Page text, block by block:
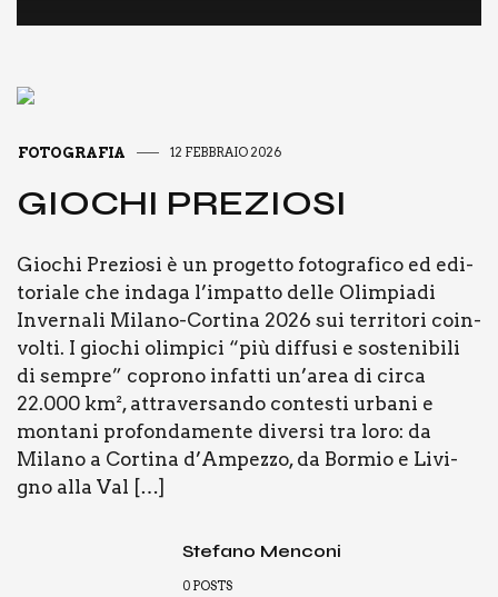
FOTOGRAFIA 12 FEBBRAIO 2026
GIO­CHI PRE­ZIO­SI
Gio­chi Pre­zio­si è un pro­get­to foto­gra­fi­co ed edi­
to­ria­le che inda­ga l’impatto del­le Olim­pia­di
Inver­na­li Mila­­no-Cor­­ti­­na 2026 sui ter­ri­to­ri coin­
vol­ti. I gio­chi olim­pi­ci “più dif­fu­si e soste­ni­bi­li
di sem­pre” copro­no infat­ti un’area di cir­ca
22.000 km², attra­ver­san­do con­te­sti urba­ni e
mon­ta­ni pro­fon­da­men­te diver­si tra loro: da
Mila­no a Cor­ti­na d’Ampezzo, da Bor­mio e Livi­
gno alla Val […]
Stefano Menconi
0 POSTS